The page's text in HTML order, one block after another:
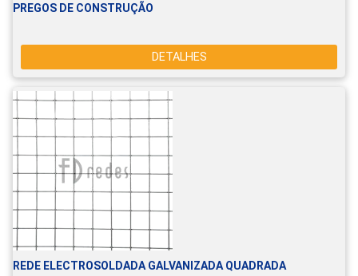
PREGOS DE CONSTRUÇÃO
DETALHES
REDE ELECTROSOLDADA GALVANIZADA QUADRADA